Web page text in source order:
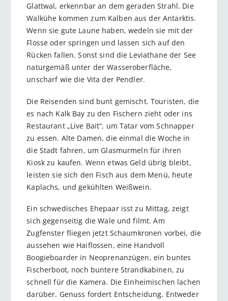
Glattwal, erkennbar an dem geraden Strahl. Die
Walkühe kommen zum Kalben aus der Antarktis.
Wenn sie gute Laune haben, wedeln sie mit der
Flosse oder springen und lassen sich auf den
Rücken fallen. Sonst sind die Leviathane der See
naturgemäß unter der Wasseroberfläche,
unscharf wie die Vita der Pendler.
Die Reisenden sind bunt gemischt. Touristen, die
es nach Kalk Bay zu den Fischern zieht oder ins
Restaurant „Live Bait“, um Tatar vom Schnapper
zu essen. Alte Damen, die einmal die Woche in
die Stadt fahren, um Glasmurmeln für ihren
Kiosk zu kaufen. Wenn etwas Geld übrig bleibt,
leisten sie sich den Fisch aus dem Menü, heute
Kaplachs, und gekühlten Weißwein.
Ein schwedisches Ehepaar isst zu Mittag, zeigt
sich gegenseitig die Wale und filmt. Am
Zugfenster fliegen jetzt Schaumkronen vorbei, die
aussehen wie Haiflossen, eine Handvoll
Boogieboarder in Neoprenanzügen, ein buntes
Fischerboot, noch buntere Strandkabinen, zu
schnell für die Kamera. Die Einheimischen lachen
darüber. Genuss fordert Entscheidung. Entweder